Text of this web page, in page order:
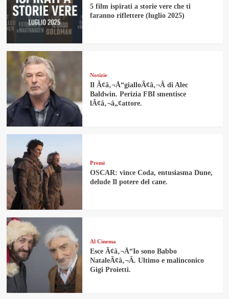
5 film ispirati a storie vere che ti
faranno riflettere (luglio 2025)
Notizie
Il Ã¢â‚¬Å“gialloÃ¢â‚¬Â di Alec
Baldwin. Perizia FBI smentisce
lÃ¢â‚¬â„¢attore.
Premi
OSCAR: vince Coda, entusiasma Dune,
delude Il potere del cane.
Al Cinema
Esce Ã¢â‚¬Å“Io sono Babbo
NataleÃ¢â‚¬Â. Ultimo e malinconico
Gigi Proietti.